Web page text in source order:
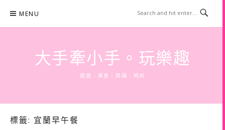
content
MENU
大手牽小手。玩樂趣
旅遊 | 美食 | 商攝 | 時尚
標籤: 宜蘭早午餐